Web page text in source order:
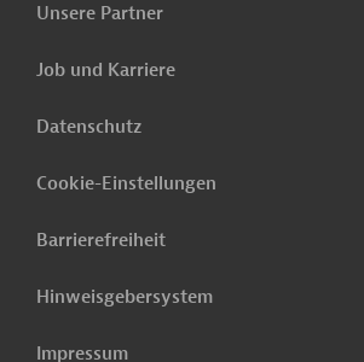
Unsere Partner
Job und Karriere
Datenschutz
Cookie-Einstellungen
Barrierefreiheit
Hinweisgebersystem
Impressum